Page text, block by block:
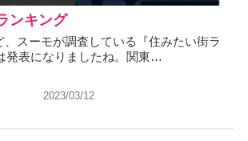
ンキング
、スーモが調査している『住みたい街ラ
発表になりましたね。関東…
2023/03/12